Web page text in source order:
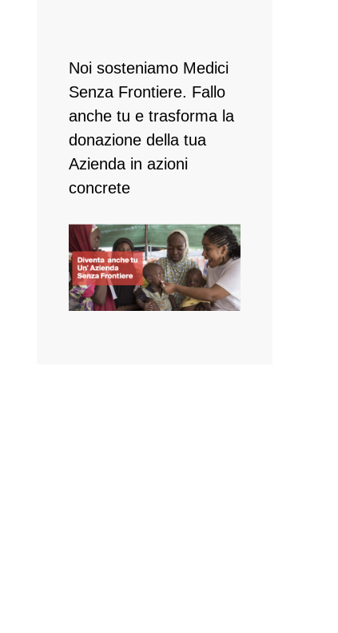
Noi sosteniamo Medici
Senza Frontiere. Fallo
anche tu e ​trasforma la
donazione della tua
Azienda in azioni
concrete